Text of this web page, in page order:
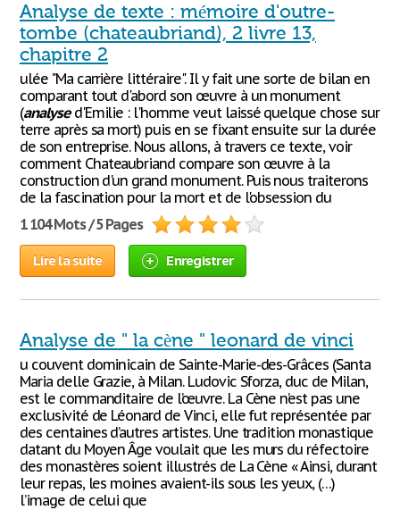
Analyse de texte : mémoire d'outre-
tombe (chateaubriand), 2 livre 13,
chapitre 2
ulée "Ma carrière littéraire". Il y fait une sorte de bilan en
comparant tout d'abord son œuvre à un monument
(analysed'Emilie : l'homme veut laissé quelque chose sur
terre après sa mort) puis en se fixant ensuite sur la durée
de son entreprise. Nous allons, à travers ce texte, voir
comment Chateaubriand compare son œuvre à la
construction d'un grand monument. Puis nous traiterons
de la fascination pour la mort et de l'obsession du
1 104 Mots / 5 Pages
Lire la suite Enregistrer
Analyse de " la cène " leonard de vinci
u couvent dominicain de Sainte-Marie-des-Grâces (Santa
Maria delle Grazie, à Milan. Ludovic Sforza, duc de Milan,
est le commanditaire de l’œuvre. La Cène n’est pas une
exclusivité de Léonard de Vinci, elle fut représentée par
des centaines d’autres artistes. Une tradition monastique
datant du Moyen Âge voulait que les murs du réfectoire
des monastères soient illustrés de La Cène « Ainsi, durant
leur repas, les moines avaient-ils sous les yeux, (…)
l’image de celui que